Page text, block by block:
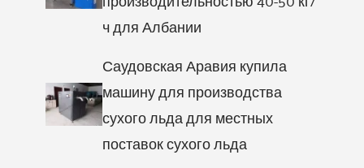
ч для Албании
Саудовская Аравия купила
машину для производства
сухого льда для местных
поставок сухого льда